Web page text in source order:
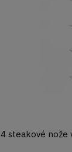
4 steakové nože